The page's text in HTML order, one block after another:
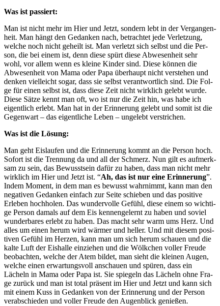
Was ist passiert:
Man ist nicht mehr im Hier und Jetzt, son­dern lebt in der Ver­gan­gen­
heit. Man hängt den Gedan­ken nach, betrach­tet jede Ver­let­zung,
wel­che noch nicht geheilt ist. Man ver­letzt sich selbst und die Per­
son, die bei einem ist, denn die­se spürt die­se Abwe­sen­heit sehr
wohl, vor allem wenn es klei­ne Kin­der sind. Die­se kön­nen die
Abwe­sen­heit von Mama oder Papa über­haupt nicht ver­ste­hen und
den­ken viel­leicht sogar, dass sie selbst ver­ant­wort­lich sind. Die Fol­
ge für einen selbst ist, dass die­se Zeit nicht wirk­lich gelebt wur­de.
Die­se Sät­ze kennt man oft, wo ist nur die Zeit hin, was habe ich
eigent­lich erlebt. Man hat in der Erin­ne­rung gelebt und somit ist die
Gegen­wart – das eigent­li­che Leben – unge­lebt verstrichen.
Was ist die Lösung:
Man geht Eis­lau­fen und die Erin­ne­rung kommt an die Per­son hoch.
Sofort ist die Tren­nung da und all der Schmerz. Nun gilt es auf­merk­
sam zu sein, das Bewusst­sein dafür zu haben, dass man nicht mehr
wirk­lich im Hier und Jetzt ist. “Ah, das ist nur eine Erin­ne­rung”.
Indem Moment, in dem man es bewusst wahr­nimmt, kann man den
nega­ti­ven Gedan­ken ein­fach zur Sei­te schie­ben und das posi­ti­ve
Erle­ben hoch­ho­len. Das wun­der­vol­le Gefühl, die­se einem so wich­ti­
ge Per­son damals auf dem Eis ken­nen­ge­lernt zu haben und soviel
wun­der­ba­res erlebt zu haben. Das macht sehr warm ums Herz. Und
alles um einen her­um wird wär­mer und hel­ler. Und mit die­sem posi­
ti­ven Gefühl im Her­zen, kann man um sich her­um schau­en und die
kal­te Luft der Eis­hal­le ein­zie­hen und die Wölk­chen vol­ler Freu­de
beob­ach­ten, wel­che der Atem bil­det, man sieht die klei­nen Augen,
wel­che einen erwar­tungs­voll anschau­en und spü­ren, dass ein
Lächeln in Mama oder Papa ist. Sie spie­geln das Lächeln ohne Fra­
ge zurück und man ist total prä­sent im Hier und Jetzt und kann sich
mit einem Kuss in Gedan­ken von der Erin­ne­rung und der Per­son
ver­ab­schie­den und vol­ler Freu­de den Augen­blick genießen.